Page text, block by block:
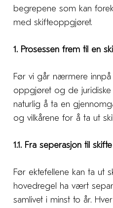
begrepene som kan
med skifteoppgjøret.
1. Prosessen frem til en
Før vi går nærmere
oppgjøret og de
naturlig å ta en
og vilkårene for å ta ut
1.1. Fra seperasjon til
Før ektefellene kan ta ut
hovedregel ha vært
samlivet i minst to år.